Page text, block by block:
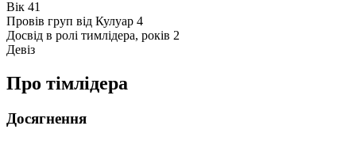
Вік 41
Провів груп від Кулуар 4
Досвід в ролі тимлідера, років 2
Девіз
Про тімлідера
Досягнення